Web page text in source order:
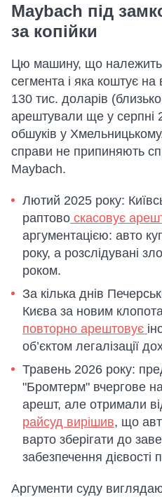
Maybach під
за копійки
Цю машину, що
сегмента і яка коштує на
130 тис. доларів
арештували ще у серпні
обшуків у
справи не припиняють
Maybach.
Лютий 2025 року:
раптово скасовує
аргументацією: авто
року, а розслідувані
роком.
За кілька днів
Києва за новим
повторно арештовує
об’єктом легалізації
Травень 2026 року:
"Бромтерм" вчергове
арешт, але отримали
райсуд вирішив, що
варто зберігати до
забезпечення дієвості
Аргументи суду